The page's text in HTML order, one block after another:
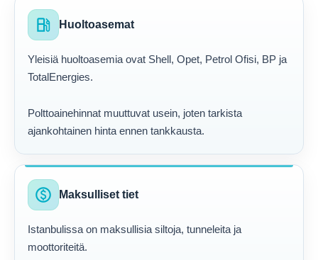
local_gas_station Huoltoasemat
Yleisiä huoltoasemia ovat Shell, Opet, Petrol Ofisi, BP ja
TotalEnergies.
Polttoainehinnat muuttuvat usein, joten tarkista
ajankohtainen hinta ennen tankkausta.
paid Maksulliset tiet
Istanbulissa on maksullisia siltoja, tunneleita ja
moottoriteitä.